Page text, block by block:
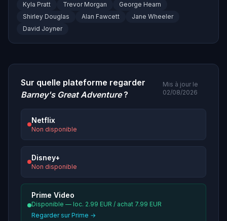
Kyla Pratt
Trevor Morgan
George Hearn
Shirley Douglas
Alan Fawcett
Jane Wheeler
David Joyner
Sur quelle plateforme regarder
Barney's Great Adventure?
Mis à jour le
02/08/2026
Netflix
Non disponible
Disney+
Non disponible
Prime Video
Disponible — loc. 2.99 EUR / achat 7.99 EUR
Regarder sur Prime →